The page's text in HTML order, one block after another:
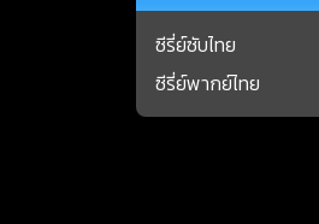
ซีรี่ย์ซับไทย
ซีรี่ย์พากย์ไทย